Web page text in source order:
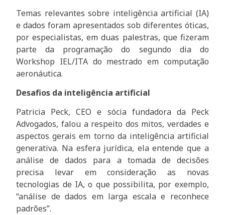
Temas relevantes sobre inteligência artificial (IA)
e dados foram apresentados sob diferentes óticas,
por especialistas, em duas palestras, que fizeram
parte da programação do segundo dia do
Workshop IEL/ITA do mestrado em computação
aeronáutica.
Desafios da inteligência artificial
Patricia Peck, CEO e sócia fundadora da Peck
Advogados, falou a respeito dos mitos, verdades e
aspectos gerais em torno da inteligência artificial
generativa. Na esfera jurídica, ela entende que a
análise de dados para a tomada de decisões
precisa levar em consideração as novas
tecnologias de IA, o que possibilita, por exemplo,
“análise de dados em larga escala e reconhece
padrões”.